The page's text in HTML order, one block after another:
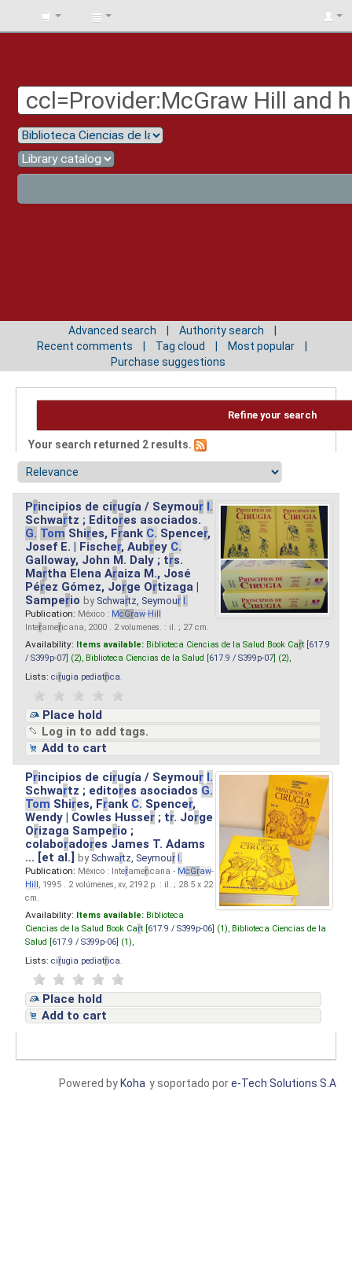
BIBLIOTECA
Advanced search
Authority search
Recent comments
Tag cloud
Most popular
Purchase suggestions
Refine your search
Your search returned 2 results.
Principios de cirugía / Seymour I.
Schwartz ; Editores asociados.
G. Tom Shires, Frank C. Spencer,
Josef E. | Fischer, Aubrey C.
Galloway, John M. Daly ; trs.
Martha Elena Araiza M., José
Pérez Gómez, Jorge Ortizaga |
Samperio by Schwartz, Seymour I.
Publication: México : McGraw-Hill
Interamericana, 2000 . 2 volumenes. : il. ; 27 cm.
Availability: Items available: Biblioteca Ciencias de la Salud Book Cart [ 617.9
/ S399p-07 ] (2), Biblioteca Ciencias de la Salud [ 617.9 / S399p-07 ] (2),
Lists: cirugia pediatrica
Place hold
Log in to add tags.
Add to cart
Principios de cirugía / Seymour I.
Schwartz ; editores asociados G.
Tom Shires, Frank C. Spencer,
Wendy | Cowles Husser ; tr. Jorge
Orizaga Samperio ;
colaboradores James T. Adams
... [et al.]by Schwartz, Seymour I.
Publication: México : Interamericana - McGraw-
Hill, 1995 . 2 volúmenes, xv, 2192 p. : il. ; 28.5 x 22
cm.
Availability: Items available: Biblioteca
Ciencias de la Salud Book Cart [ 617.9 / S399p-06 ] (1), Biblioteca Ciencias de la
Salud [ 617.9 / S399p-06 ] (1),
Lists: cirugia pediatrica
Place hold
Add to cart
y soportado pore-Tech Solutions S.A
Powered by Koha